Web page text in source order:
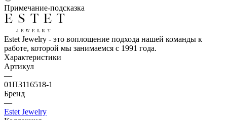
Примечание-подсказка
Estet Jewelry - это воплощение подхода нашей команды к
работе, которой мы занимаемся с 1991 года.
Характеристики
Артикул
—
01П3116518-1
Бренд
—
Estet Jewelry